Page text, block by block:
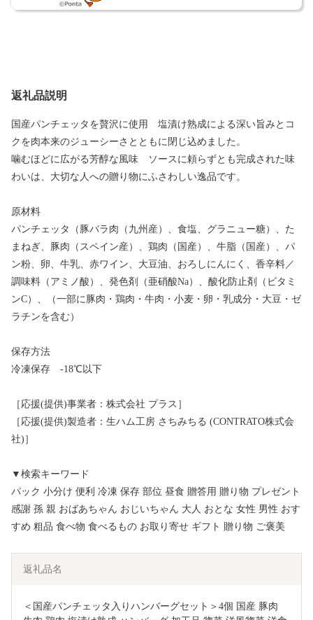
返礼品説明
国産パンチェッタを贅沢に使用 塩漬け熟成による深い旨みとコ
クを肉本来のジューシーさとともに閉じ込めました。
噛むほどに広がる芳醇な風味 ソースに頼らずとも完成された味
わいは、大切な人への贈り物にふさわしい逸品です。
原材料
パンチェッタ（豚バラ肉（九州産）、食塩、グラニュー糖）、た
まねぎ、豚肉（スペイン産）、鶏肉（国産）、牛脂（国産）、パ
ン粉、卵、牛乳、赤ワイン、大豆油、おろしにんにく、香辛料／
調味料（アミノ酸）、発色剤（亜硝酸Na）、酸化防止剤（ビタミ
ンC）、（一部に豚肉・鶏肉・牛肉・小麦・卵・乳成分・大豆・ゼ
ラチンを含む）
保存方法
冷凍保存 -18℃以下
［応援(提供)事業者：株式会社 プラス］
［応援(提供)製造者：生ハム工房 さちみちる (CONTRATO株式会
社)］
▼検索キーワード
パック 小分け 便利 冷凍 保存 部位 昼食 贈答用 贈り物 プレゼント
感謝 孫 親 おばあちゃん おじいちゃん 大人 おとな 女性 男性 おす
すめ 粗品 食べ物 食べるもの お取り寄せ ギフト 贈り物 ご褒美
返礼品名
＜国産パンチェッタ入りハンバーグセット＞4個 国産 豚肉